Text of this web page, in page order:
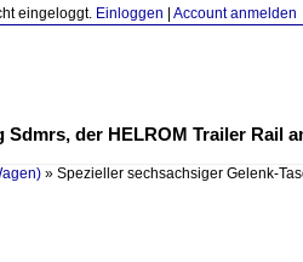
eingeloggt. Einloggen Account anmelden
Sdmrs, der HELROM Trailer Rail
» Spezieller sechsachsiger Gelenk-